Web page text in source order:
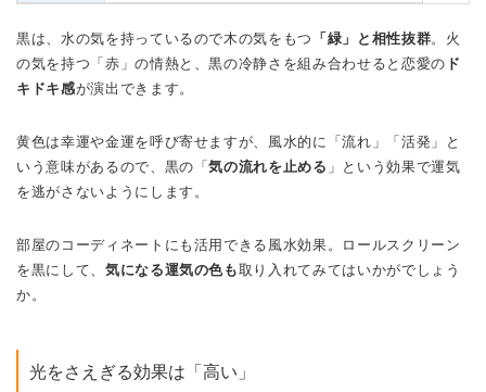
黒は、水の気を持っているので木の気をもつ 「緑」と相性抜群。火
の気を持つ「赤」の情熱と、黒の冷静さを組み合わせると恋愛の ド
キドキ感が演出できます。
黄色は幸運や金運を呼び寄せますが、風水的に「流れ」「活発」と
いう意味があるので、黒の「気の流れを止める 」という効果で運気
を逃がさないようにします。
部屋のコーディネートにも活用できる風水効果。ロールスクリーン
を黒にして、 気になる運気の色も取り入れてみてはいかがでしょう
か。
光をさえぎる効果は「高い」